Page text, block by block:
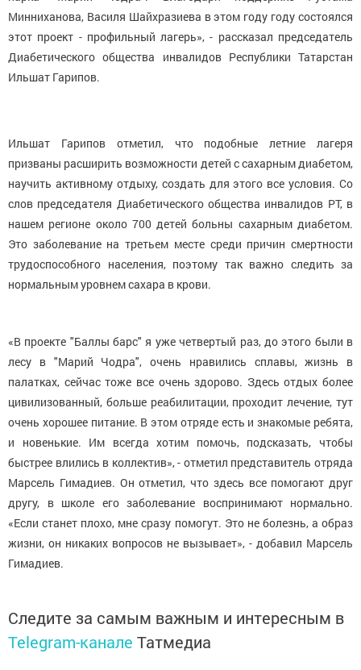
Минниханова, Василя Шайхразиева в этом году году состоялся
этот проект - профильный лагерь», - рассказал председатель
Диабетического общества инвалидов Республики Татарстан
Ильшат Гарипов.
Ильшат Гарипов отметил, что подобные летние лагеря
призваны расширить возможности детей с сахарным диабетом,
научить активному отдыху, создать для этого все условия. Со
слов председателя Диабетического общества инвалидов РТ, в
нашем регионе около 700 детей больны сахарным диабетом.
Это заболевание на третьем месте среди причин смертности
трудоспособного населения, поэтому так важно следить за
нормальным уровнем сахара в крови.
«В проекте "Баллы барс" я уже четвертый раз, до этого были в
лесу в "Марий Чодра", очень нравились сплавы, жизнь в
палатках, сейчас тоже все очень здорово. Здесь отдых более
цивилизованный, больше реабилитации, проходит лечение, тут
очень хорошее питание. В этом отряде есть и знакомые ребята,
и новенькие. Им всегда хотим помочь, подсказать, чтобы
быстрее влились в коллектив», - отметил представитель отряда
Марсель Гимадиев. Он отметил, что здесь все помогают друг
другу, в школе его заболевание воспринимают нормально.
«Если станет плохо, мне сразу помогут. Это не болезнь, а образ
жизни, он никаких вопросов не вызывает», - добавил Марсель
Гимадиев.
Следите за самым важным и интересным в
Telegram-канале Татмедиа